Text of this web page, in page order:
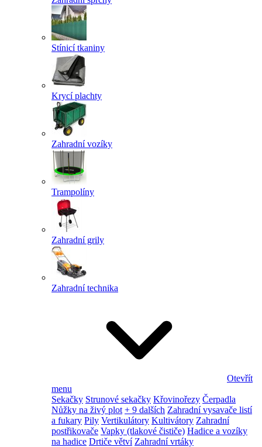
Stínicí tkaniny
Krycí plachty
Zahradní vozíky
Trampolíny
Zahradní grily
Zahradní technika
Otevřít
menu
Sekačky Strunové sekačky Křovinořezy Čerpadla
Nůžky na živý plot + 9 dalších Zahradní vysavače listí
a fukary Pily Vertikulátory Kultivátory Zahradní
postřikovače Vapky (tlakové čističe) Hadice a vozíky
na hadice Drtiče větví Zahradní vrtáky